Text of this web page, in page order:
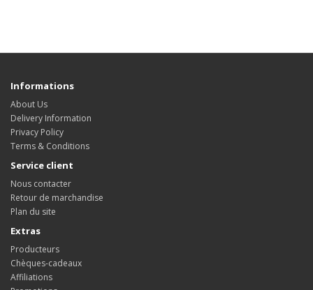
Informations
About Us
Delivery Information
Privacy Policy
Terms & Conditions
Service client
Nous contacter
Retour de marchandise
Plan du site
Extras
Producteurs
Chèques-cadeaux
Affiliations